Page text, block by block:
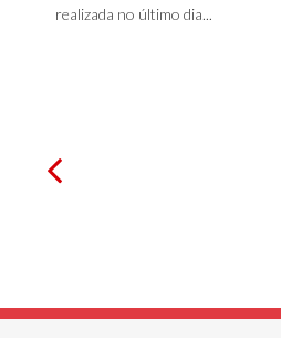
realizada no último dia...